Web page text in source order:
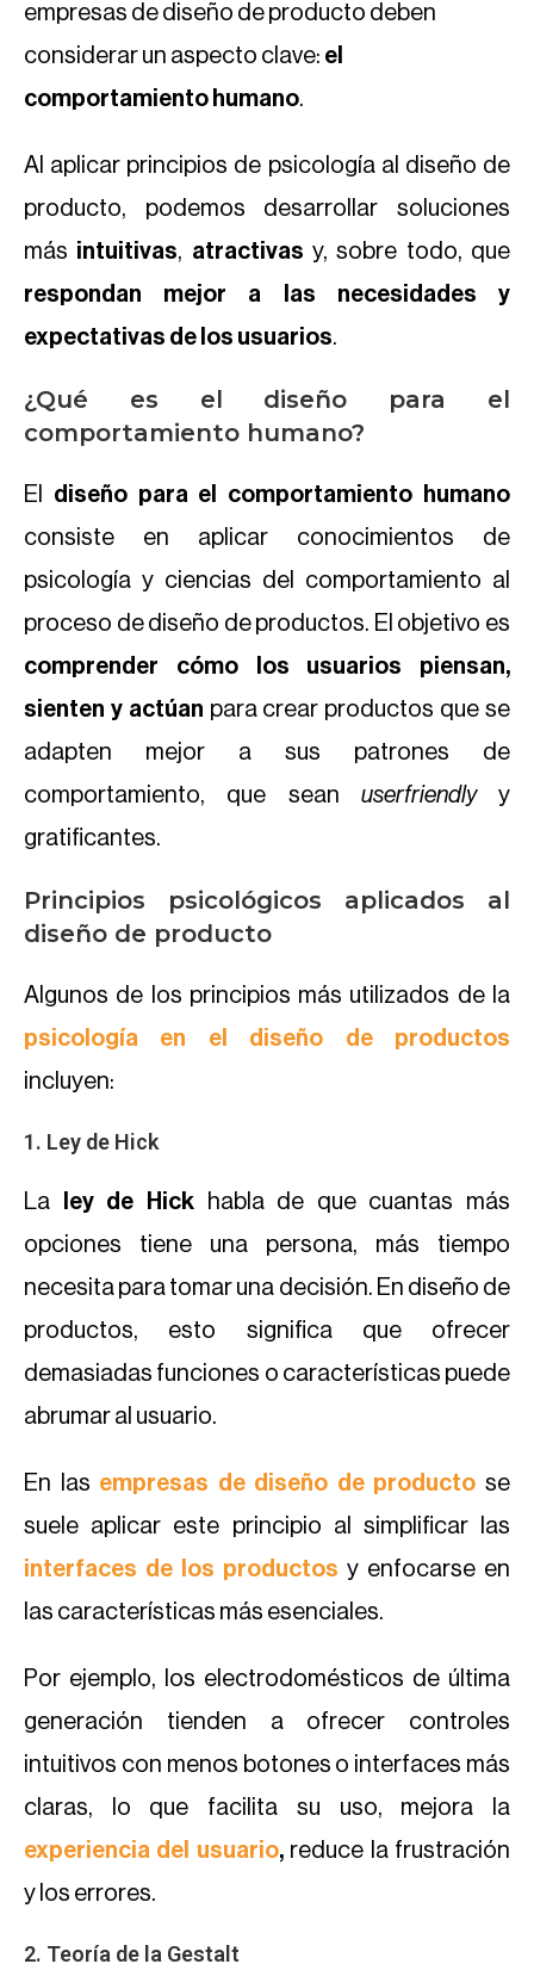
empresas de diseño de producto deben
considerar un aspecto clave: el
comportamiento humano.
Al aplicar principios de psicología al diseño de
producto, podemos desarrollar soluciones
más intuitivas, atractivasy, sobre todo, que
respondan mejor a las necesidades y
expectativas de los usuarios.
¿Qué es el diseño para el
comportamiento humano?
El diseño para el comportamiento humano
consiste en aplicar conocimientos de
psicología y ciencias del comportamiento al
proceso de diseño de productos. El objetivo es
comprender cómo los usuarios piensan,
sienten y actúan para crear productos que se
adapten mejor a sus patrones de
comportamiento, que sean userfriendly y
gratificantes.
Principios psicológicos aplicados al
diseño de producto
Algunos de los principios más utilizados de la
psicología en el diseño de productos
incluyen:
1. Ley de Hick
La ley de Hickhabla de que cuantas más
opciones tiene una persona, más tiempo
necesita para tomar una decisión. En diseño de
productos, esto significa que ofrecer
demasiadas funciones o características puede
abrumar al usuario.
En las empresas de diseño de producto se
suele aplicar este principio al simplificar las
interfaces de los productos y enfocarse en
las características más esenciales.
Por ejemplo, los electrodomésticos de última
generación tienden a ofrecer controles
intuitivos con menos botones o interfaces más
claras, lo que facilita su uso, mejora la
experiencia del usuario, reduce la frustración
y los errores.
2. Teoría de la Gestalt